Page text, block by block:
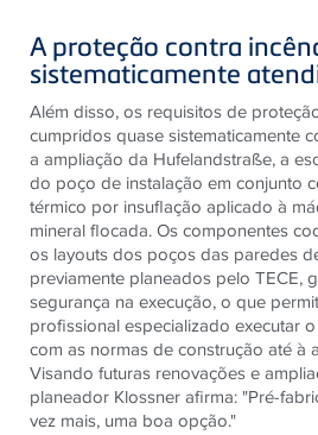
A proteção contra
sistematicamente
Além disso, os requisitos de
cumpridos quase sistematicamente
a ampliação da Hufelandstraße, a
do poço de instalação em conjunto
térmico por insuflação aplicado à
mineral flocada. Os componentes
os layouts dos poços das paredes
previamente planeados pelo TECE,
segurança na execução, o que
profissional especializado executar
com as normas de construção até à
Visando futuras renovações e
planeador Klossner afirma: "Pré-
vez mais, uma boa opção."